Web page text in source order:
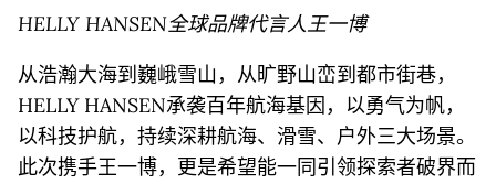
HELLY HANSEN全球品牌代言人王一博
从浩瀚大海到巍峨雪山，从旷野山峦到都市街巷，
HELLY HANSEN承袭百年航海基因，以勇气为帆，
以科技护航，持续深耕航海、滑雪、户外三大场景。
此次携手王一博，更是希望能一同引领探索者破界而